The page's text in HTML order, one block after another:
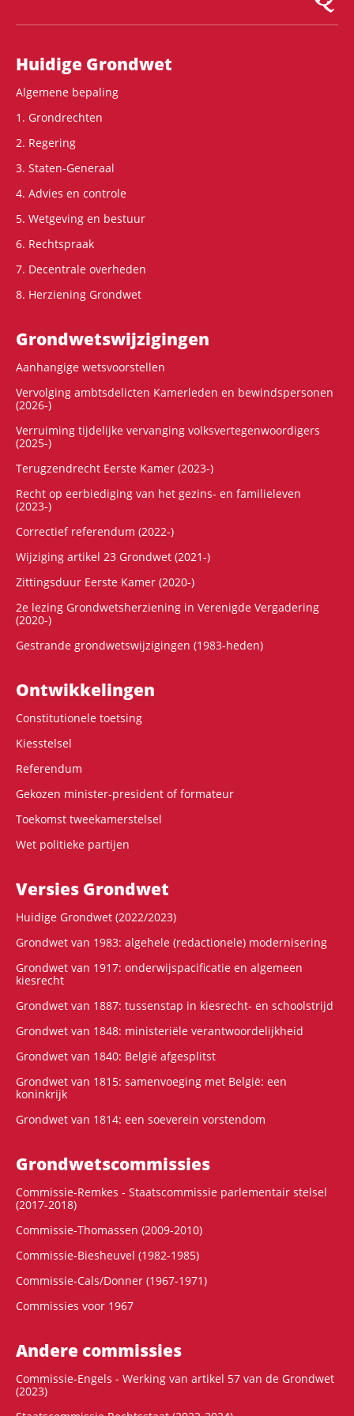
Hoofdnavigatie
Huidige Grondwet
Algemene bepaling
1. Grondrechten
2. Regering
3. Staten-Generaal
4. Advies en controle
5. Wetgeving en bestuur
6. Rechtspraak
7. Decentrale overheden
8. Herziening Grondwet
Grondwets­wijzigingen
Aanhangige wetsvoorstellen
Vervolging ambtsdelicten Kamerleden en bewindspersonen
(2026-)
Verruiming tijdelijke vervanging volksvertegenwoordigers
(2025-)
Terugzendrecht Eerste Kamer (2023-)
Recht op eerbiediging van het gezins- en familieleven
(2023-)
Correctief referendum (2022-)
Wijziging artikel 23 Grondwet (2021-)
Zittingsduur Eerste Kamer (2020-)
2e lezing Grondwetsherziening in Verenigde Vergadering
(2020-)
Gestrande grondwetswijzigingen (1983-heden)
Ontwikke­lingen
Constitutionele toetsing
Kiesstelsel
Referendum
Gekozen minister-president of formateur
Toekomst tweekamerstelsel
Wet politieke partijen
Versies Grondwet
Huidige Grondwet (2022/2023)
Grondwet van 1983: algehele (redactionele) modernisering
Grondwet van 1917: onderwijspacificatie en algemeen
kiesrecht
Grondwet van 1887: tussenstap in kiesrecht- en schoolstrijd
Grondwet van 1848: ministeriële verantwoordelijkheid
Grondwet van 1840: België afgesplitst
Grondwet van 1815: samenvoeging met België: een
koninkrijk
Grondwet van 1814: een soeverein vorstendom
Grondwets­commissies
Commissie-Remkes - Staatscommissie parlementair stelsel
(2017-2018)
Commissie-Thomassen (2009-2010)
Commissie-Biesheuvel (1982-1985)
Commissie-Cals/Donner (1967-1971)
Commissies voor 1967
Andere commissies
Commissie-Engels - Werking van artikel 57 van de Grondwet
(2023)